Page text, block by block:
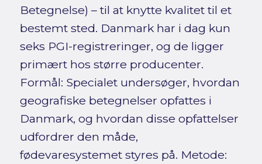
Betegnelse) – til at knytte kvalitet til et
bestemt sted. Danmark har i dag kun
seks PGI-registreringer, og de ligger
primært hos større producenter.
Formål: Specialet undersøger, hvordan
geografiske betegnelser opfattes i
Danmark, og hvordan disse opfattelser
udfordrer den måde,
fødevaresystemet styres på. Metode: